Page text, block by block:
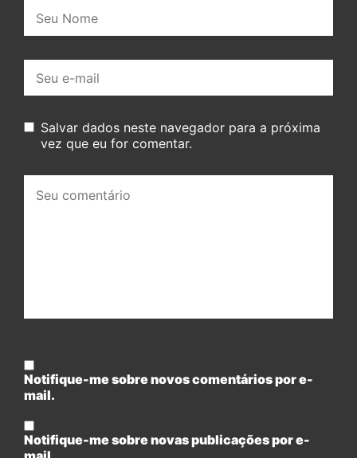
mail:
Salvar dados neste navegador para a próxima
vez que eu for comentar.
comentário:
Notifique-me sobre novos comentários por e-
mail.
Notifique-me sobre novas publicações por e-